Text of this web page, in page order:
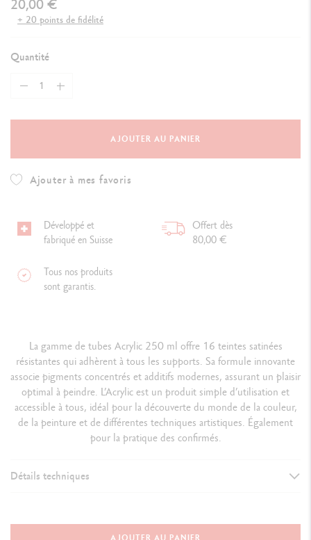
20,00 €
+ 20 points de fidélité
Quantité
AJOUTER AU PANIER
Ajouter à mes favoris
Développé et
fabriqué en Suisse
Offert dès
80,00 €
Tous nos produits
sont garantis.
La gamme de tubes Acrylic 250 ml offre 16 teintes satinées
résistantes qui adhèrent à tous les supports. Sa formule innovante
associe pigments concentrés et additifs modernes, assurant un plaisir
optimal à peindre. L’Acrylic est un produit simple d’utilisation et
accessible à tous, idéal pour la découverte du monde de la couleur,
de la peinture et de différentes techniques artistiques. Également
pour la pratique des confirmés.
Détails techniques
Format 250 ml